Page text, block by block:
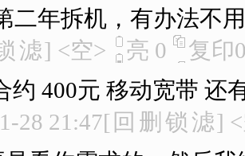
二年拆机，有办法不
滤] <空> 亮 0 复印
约 400元 移动宽带 还
28 21:47[ 回 删 锁 滤]